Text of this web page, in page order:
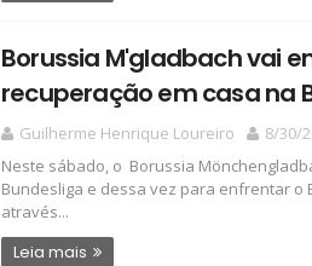
Borussia M'gladbach vai
recuperação em casa na
Guilherme Henrique Loureiro
8/30/
Neste sábado, o Borussia
Bundesliga e dessa vez para enfrentar o
através...
Leia mais